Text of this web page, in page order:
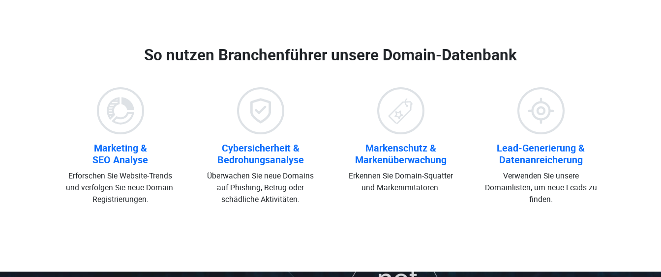
So nutzen Branchenführer unsere Domain-Datenbank
Marketing &
SEO Analyse
Erforschen Sie Website-Trends
und verfolgen Sie neue Domain-
Registrierungen.
Cybersicherheit &
Bedrohungsanalyse
Überwachen Sie neue Domains
auf Phishing, Betrug oder
schädliche Aktivitäten.
Markenschutz &
Markenüberwachung
Erkennen Sie Domain-Squatter
und Markenimitatoren.
Lead-Generierung &
Datenanreicherung
Verwenden Sie unsere
Domainlisten, um neue Leads zu
finden.